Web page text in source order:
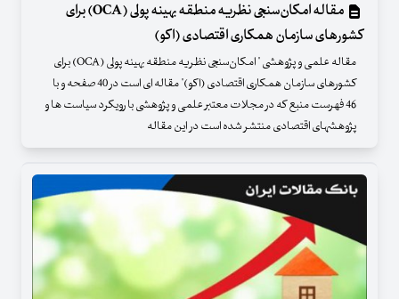
مقاله امکان‌سنجی نظریه منطقه بهینه پولی (OCA) برای
کشورهای سازمان همکاری اقتصادی (اکو)
مقاله علمی و پژوهشی " امکان‌سنجی نظریه منطقه بهینه پولی (OCA) برای
کشورهای سازمان همکاری اقتصادی (اکو)" مقاله ای است در 40 صفحه و با
46 فهرست منبع که در مجلات معتبر علمی و پژوهشی با رویکرد سیاست ها و
پژوهشهای اقتصادی منتشر شده است در این مقاله